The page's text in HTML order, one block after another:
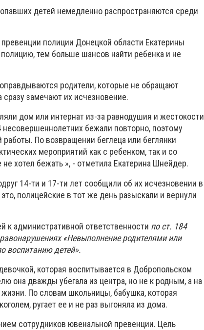
детей немедленно распространяются среди
полиции Донецкой области Екатерины
тем больше шансов найти ребенка и не
родители, которые не обращают
замечают их исчезновение.
дом или интернат из-за равнодушия и жестокости
бежали повторно, поэтому
По возвращении беглеца или беглянки
мероприятий как с ребенком, так и со
хотел бежать », - отметила Екатерина Шнейдер.
14-ти и 17-ти лет сообщили об их исчезновении в
полицейские в тот же день разыскали и вернули
к административной ответственности по ст. 184
«Невыполнение родителями или
воспитанию детей».
которая воспитывается в Добропольском
она дважды убегала из центра, но не к родным, а на
По словам школьницы, бабушка, которая
ругает ее и не раз выгоняла из дома.
сотрудников ювенальной превенции. Цель